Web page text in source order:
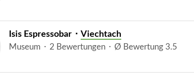
Isis Espressobar ⬝ Viechtach
Museum ⬝ 2 Bewertungen ⬝ Ø Bewertung 3.5